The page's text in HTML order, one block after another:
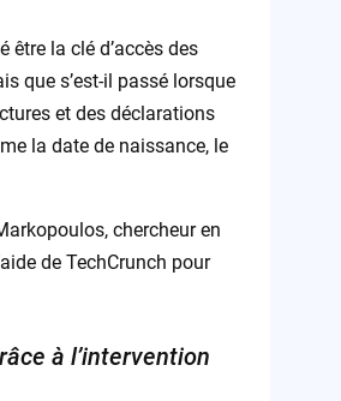
la clé d’accès des
que s’est-il passé lorsque
et des déclarations
la date de naissance, le
chercheur en
de TechCrunch pour
à l’intervention